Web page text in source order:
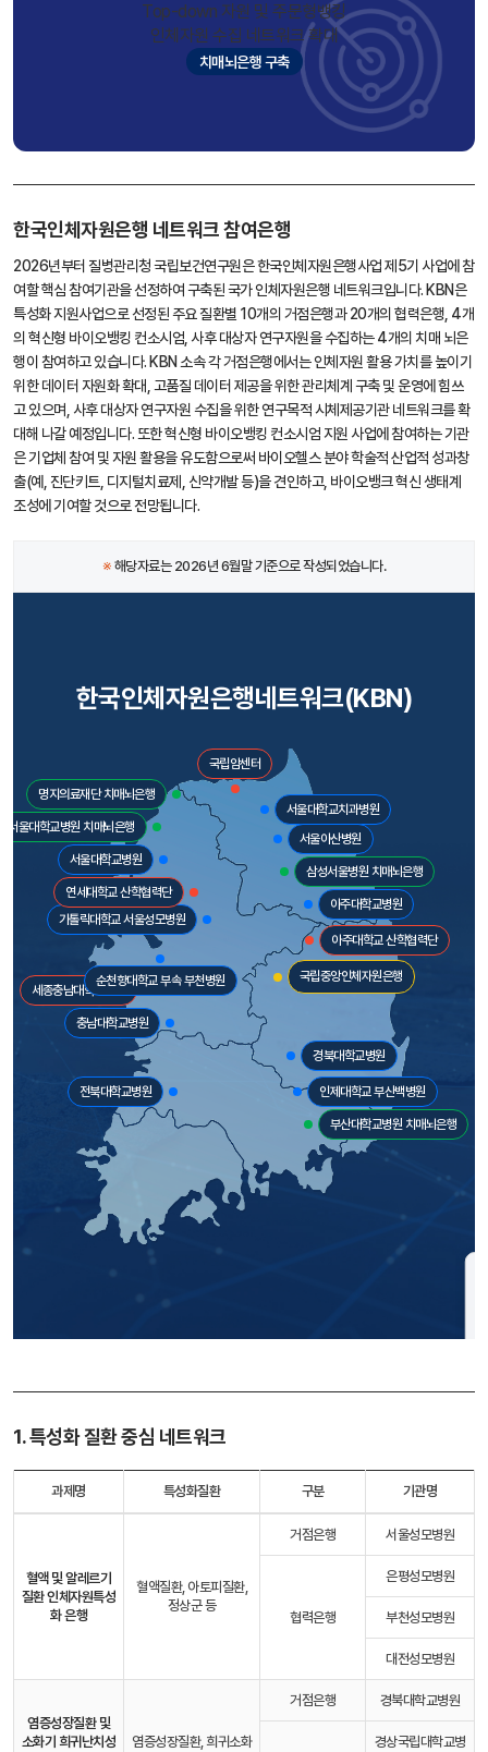
Top-down 자원 및 주문형뱅킹
인체자원 수집 네트워크 확대
치매뇌은행 구축
한국인체자원은행 네트워크 참여은행
2026년부터 질병관리청 국립보건연구원은 한국인체자원은행사업 제5기 사업에 참
여할 핵심 참여기관을 선정하여 구축된 국가 인체자원은행 네트워크입니다. KBN은
특성화 지원사업으로 선정된 주요 질환별 10개의 거점은행과 20개의 협력은행, 4개
의 혁신형 바이오뱅킹 컨소시엄, 사후 대상자 연구자원을 수집하는 4개의 치매 뇌은
행이 참여하고 있습니다. KBN 소속 각 거점은행에서는 인체자원 활용 가치를 높이기
위한 데이터 자원화 확대, 고품질 데이터 제공을 위한 관리체계 구축 및 운영에 힘쓰
고 있으며, 사후 대상자 연구자원 수집을 위한 연구목적 시체제공기관 네트워크를 확
대해 나갈 예정입니다. 또한 혁신형 바이오뱅킹 컨소시엄 지원 사업에 참여하는 기관
은 기업체 참여 및 자원 활용을 유도함으로써 바이오헬스 분야 학술적 산업적 성과창
출(예, 진단키트, 디지털치료제, 신약개발 등)을 견인하고, 바이오뱅크 혁신 생태계
조성에 기여할 것으로 전망됩니다.
※ 해당자료는 2026년 6월말 기준으로 작성되었습니다.
한국인체자원은행네트워크(KBN)
국립암센터
서울대학교치과병원
서울아산병원
삼성서울병원 치매뇌은행
아주대학교병원
아주대학교 산학협력단
국립중앙인체자원은행
경북대학교병원
인제대학교 부산백병원
부산대학교병원 치매뇌은행
전북대학교병원
충남대학교병원
세종충남대학교병원
순천향대학교 부속 부천병원
가톨릭대학교 서울성모병원
연세대학교 산학협력단
서울대학교병원
서울대학교병원 치매뇌은행
명지의료재단 치매뇌은행
1. 특성화 질환 중심 네트워크
과제명 특성화질환 구분 기관명
혈액 및 알레르기
질환 인체자원특성
화 은행
혈액질환, 아토피질환,
정상군 등
거점은행 서울성모병원
협력은행
은평성모병원
부천성모병원
대전성모병원
염증성장질환 및
소화기 희귀난치성
염증성장질환, 희귀소화
거점은행 경북대학교병원
경상국립대학교병